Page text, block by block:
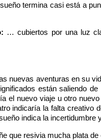
termina casi está a
… cubiertos por unaluz
nuevas aventuras ensu
están saliendo de
el nuevo viaje u otro
indicaría la falta creativo
indica la incertidumbre
que resivia mucha plata